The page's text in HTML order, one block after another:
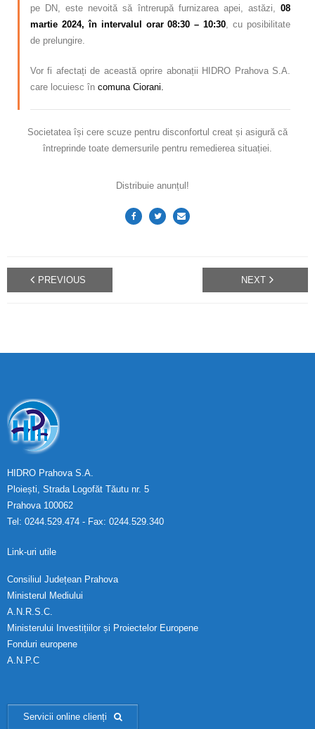
pe DN, este nevoită să întrerupă furnizarea apei, astăzi, 08
martie 2024, în intervalul orar 08:30 – 10:30, cu posibilitate
de prelungire.
Vor fi afectați de această oprire abonații HIDRO Prahova S.A.
care locuiesc în comuna Ciorani.
Societatea își cere scuze pentru disconfortul creat și asigură că
întreprinde toate demersurile pentru remedierea situației.
Distribuie anunțul!
PREVIOUS NEXT
HIDRO Prahova S.A.
Ploiești, Strada Logofăt Tăutu nr. 5
Prahova 100062
Tel: 0244.529.474 - Fax: 0244.529.340
Link-uri utile
Consiliul Județean Prahova
Ministerul Mediului
A.N.R.S.C.
Ministerului Investițiilor și Proiectelor Europene
Fonduri europene
A.N.P.C
Servicii online clienți